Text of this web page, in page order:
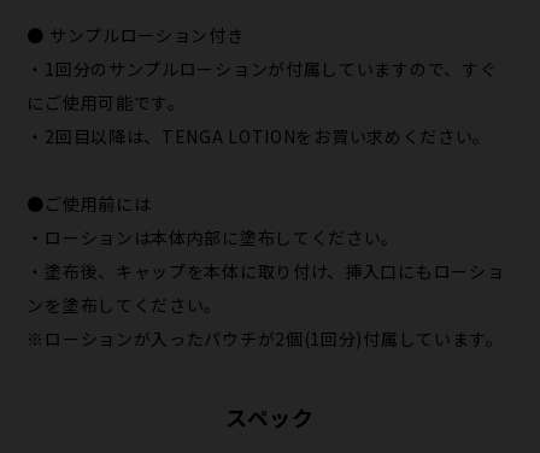
● サンプルローション付き
・1回分のサンプルローションが付属していますので、すぐ
にご使用可能です。
・2回目以降は、TENGA LOTIONをお買い求めください。
●ご使用前には
・ローションは本体内部に塗布してください。
・塗布後、キャップを本体に取り付け、挿入口にもローショ
ンを塗布してください。
※ローションが入ったパウチが2個(1回分)付属しています。
スペック